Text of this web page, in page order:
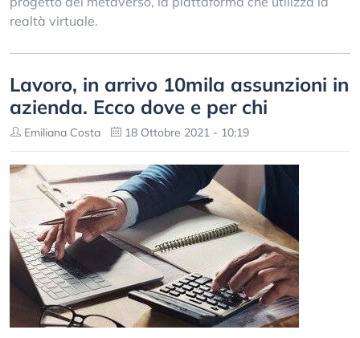
realtà virtuale.
Lavoro, in arrivo 10mila assunzioni in
azienda. Ecco dove e per chi
Emiliana Costa 18 Ottobre 2021 - 10:19